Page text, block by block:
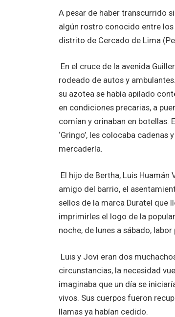
A pesar de haber transcurrido
algún rostro conocido entre
distrito de Cercado de Lima
En el cruce de la avenida
rodeado de autos y
su azotea se había apilado
en condiciones precarias, a
comían y orinaban en botellas.
‘Gringo’, les colocaba
mercadería.
El hijo de Bertha, Luis
amigo del barrio, el
sellos de la marca Duratel que
imprimirles el logo de la
noche, de lunes a sábado,
Luis y Jovi eran dos
circunstancias, la necesidad
imaginaba que un día se
vivos. Sus cuerpos fueron
llamas ya habían cedido.